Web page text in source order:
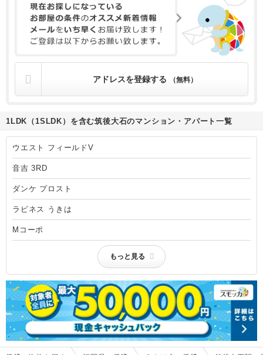
アドレスを登録する （無料）
1LDK（1SLDK）を含む筑後大石のマンション・アパート一覧
ウエスト フィールドV
音吉 3RD
ダンケ プロスト
ラピネス うきは
Mコーポ
もっと見る